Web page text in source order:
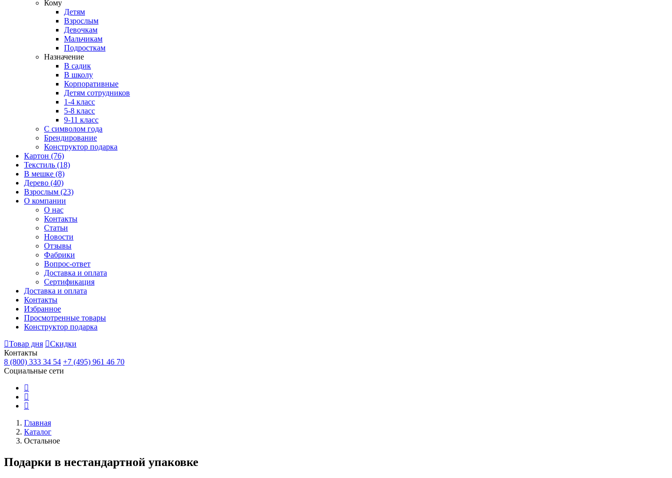
Кому
Детям
Взрослым
Девочкам
Мальчикам
Подросткам
Назначение
В садик
В школу
Корпоративные
Детям сотрудников
1-4 класс
5-8 класс
9-11 класс
С символом года
Брендирование
Конструктор подарка
Картон (76)
Текстиль (18)
В мешке (8)
Дерево (40)
Взрослым (23)
О компании
О нас
Контакты
Статьи
Новости
Отзывы
Фабрики
Вопрос-ответ
Доставка и оплата
Сертификация
Доставка и оплата
Контакты
Избранное
Просмотренные товары
Конструктор подарка
Товар дня
Скидки
Контакты
8 (800) 333 34 54 +7 (495) 961 46 70
Социальные сети
Главная
Каталог
Остальное
Подарки в нестандартной упаковке